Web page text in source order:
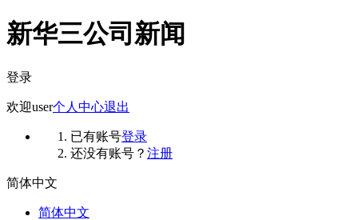
新华三公司新闻
登录
欢迎user个人中心退出
已有账号登录
还没有账号？ 注册
简体中文
简体中文